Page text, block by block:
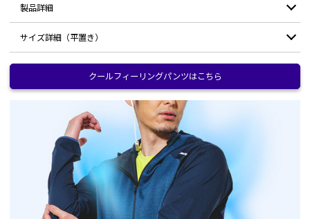
製品詳細
ニット（別布）：ナイロン32%/ポリエステル68%
約250g
Q-max 接触冷感
0.40w/cm2
紫外線遮へい
99.9% (UPF50+)
サイズ詳細（平置き）
M L
67 69
バスト 52
袖丈 84 86.5
裾幅 47
クールフィーリングパンツはこちら